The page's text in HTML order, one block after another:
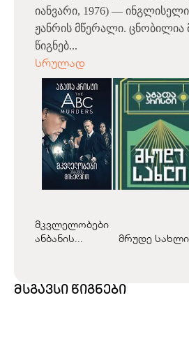
იანვარი, 1976) —
ჟანრის მწერალი. ცნობილია
წიგნებ...
სრულად
მკვლელობები
ანბანის...
მრუდე სახლი
მსგავსი წიგნები